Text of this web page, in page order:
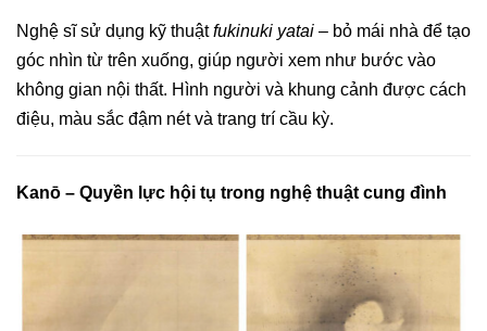
Nghệ sĩ sử dụng kỹ thuậtfukinuki yatai – bỏ mái nhà để tạo
góc nhìn từ trên xuống, giúp người xem như bước vào
không gian nội thất. Hình người và khung cảnh được cách
điệu, màu sắc đậm nét và trang trí cầu kỳ.
Kanō – Quyền lực hội tụ trong nghệ thuật cung đình